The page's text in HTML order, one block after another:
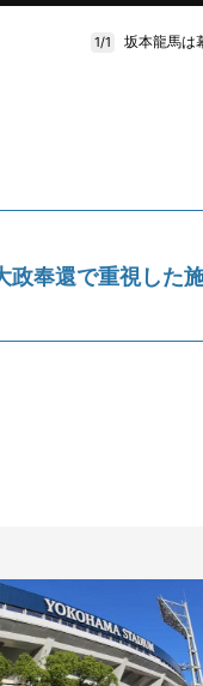
1/1 坂本龍馬は
政奉還で重視した